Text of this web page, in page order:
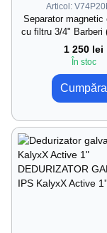
Articol:
Separator magnetic
cu filtru 3/4" Barberi
1 250 lei
În stoc
Cumpăra